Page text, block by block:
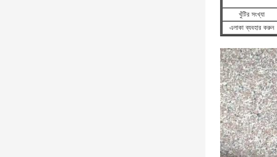
খুঁটির সংখ্যা
এলাকা ব্যবহার করুন